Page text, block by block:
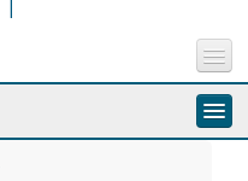
Contacto
Quejas y Sugerencias